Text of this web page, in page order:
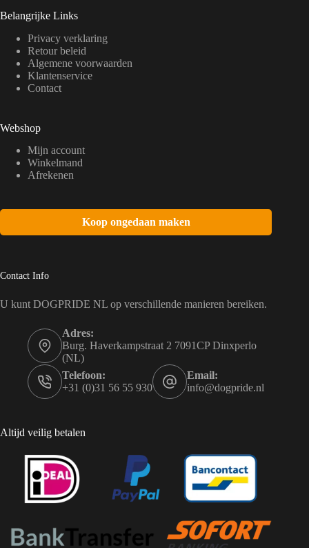
Belangrijke Links
Privacy verklaring
Retour beleid
Algemene voorwaarden
Klantenservice
Contact
Webshop
Mijn account
Winkelmand
Afrekenen
Koop ongedaan maken
Contact Info
U kunt DOGPRIDE NL op verschillende manieren bereiken.
Adres:
Burg. Haverkampstraat 2 7091CP Dinxperlo
(NL)
Telefoon:
+31 (0)31 56 55 930
Email:
info@dogpride.nl
Altijd veilig betalen